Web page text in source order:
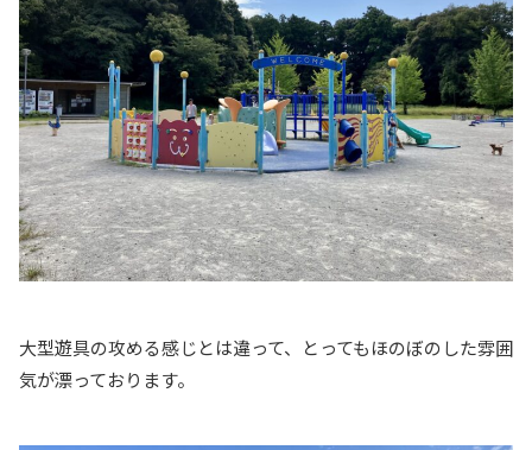
大型遊具の攻める感じとは違って、とってもほのぼのした雰囲
気が漂っております。